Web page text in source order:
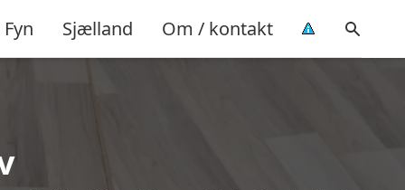
Fyn Sjælland Om / kontakt